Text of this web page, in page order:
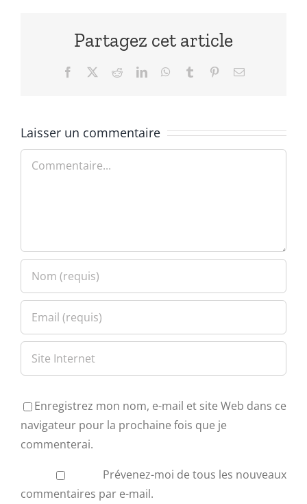
Partagez cet article
Facebook RedditLinkedInWhatsApp
Tumblr PinterestEmail
Laisser un commentaire
Commentaire
Enregistrez mon nom, e-mail et site Web dans ce
navigateur pour la prochaine fois que je
commenterai.
Prévenez-moi de tous les nouveaux
commentaires par e-mail.